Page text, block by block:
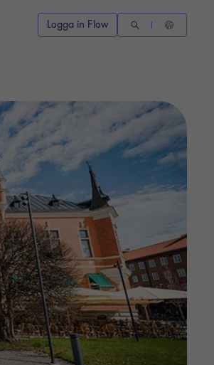
Logga in Flow